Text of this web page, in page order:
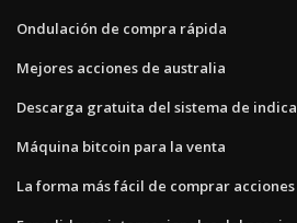
Ondulación de compra rápida
Mejores acciones de australia
Descarga gratuita del sistema de
Máquina bitcoin para la venta
La forma más fácil de comprar